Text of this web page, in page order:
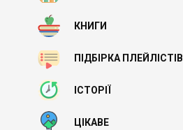
КНИГИ
ПІДБІРКА ПЛЕЙЛІСТІВ
ІСТОРІЇ
ЦІКАВЕ